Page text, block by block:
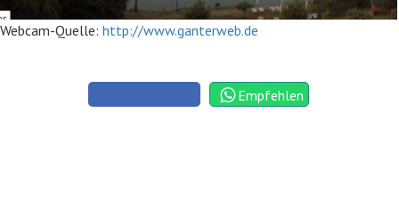
Webcam-Quelle: http://www.ganterweb.de
Empfehlen